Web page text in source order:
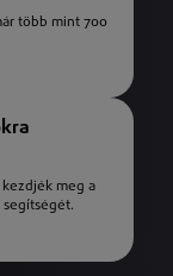
több mint 700
meg a